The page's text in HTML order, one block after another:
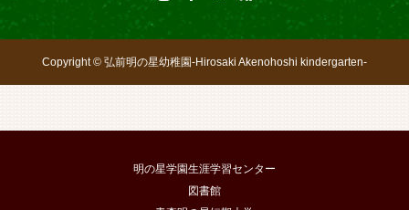
Copyright © 弘前明の星幼稚園-Hirosaki Akenohoshi kindergarten-
明の星学園生涯学習センター
図書館